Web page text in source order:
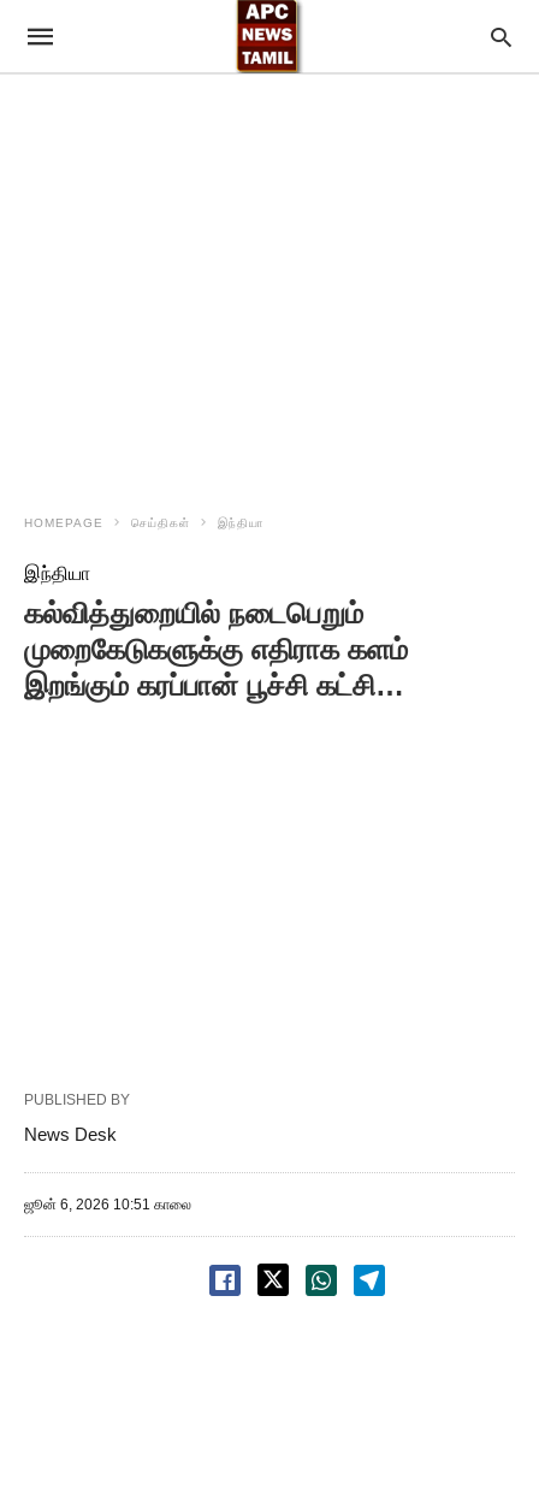
HOMEPAGE செய்திகள் இந்தியா
இந்தியா
கல்வித்துறையில் நடைபெறும்
முறைகேடுகளுக்கு எதிராக களம்
இறங்கும் கரப்பான் பூச்சி கட்சி…
PUBLISHED BY
News Desk
ஜூன் 6, 2026 10:51 காலை